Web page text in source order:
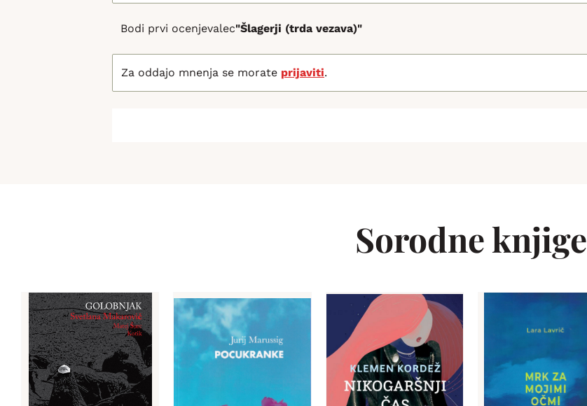
Bodi prvi ocenjevalec"Šlagerji (trda vezava)"
Za oddajo mnenja se morate prijaviti.
Sorodne knjige